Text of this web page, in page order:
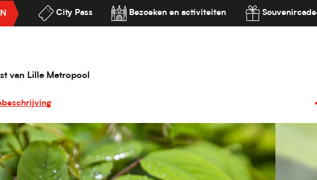
City Pass Bezoeken en activiteiten
van Lille Metropool
en tuinen Jardin des Plantes